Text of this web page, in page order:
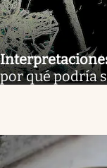
por qué podría